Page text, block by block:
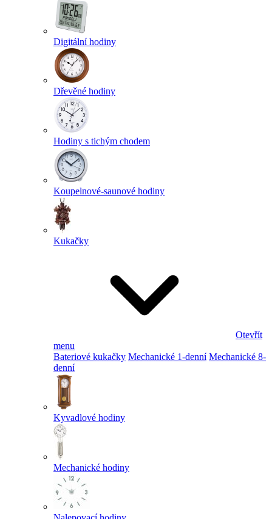
Digitální hodiny
Dřevěné hodiny
Hodiny s tichým chodem
Koupelnové-saunové hodiny
Kukačky
Otevřít
menu
Bateriové kukačky Mechanické 1-denní Mechanické 8-
denní
Kyvadlové hodiny
Mechanické hodiny